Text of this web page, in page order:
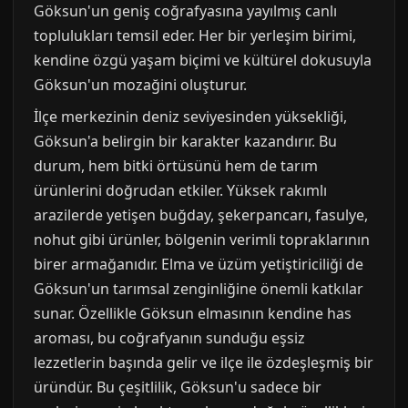
Göksun'un geniş coğrafyasına yayılmış canlı
toplulukları temsil eder. Her bir yerleşim birimi,
kendine özgü yaşam biçimi ve kültürel dokusuyla
Göksun'un mozağini oluşturur.
İlçe merkezinin deniz seviyesinden yüksekliği,
Göksun'a belirgin bir karakter kazandırır. Bu
durum, hem bitki örtüsünü hem de tarım
ürünlerini doğrudan etkiler. Yüksek rakımlı
arazilerde yetişen buğday, şekerpancarı, fasulye,
nohut gibi ürünler, bölgenin verimli topraklarının
birer armağanıdır. Elma ve üzüm yetiştiriciliği de
Göksun'un tarımsal zenginliğine önemli katkılar
sunar. Özellikle Göksun elmasının kendine has
aroması, bu coğrafyanın sunduğu eşsiz
lezzetlerin başında gelir ve ilçe ile özdeşleşmiş bir
üründür. Bu çeşitlilik, Göksun'u sadece bir